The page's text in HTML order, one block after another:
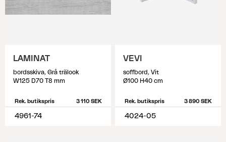
LAMINAT
bordsskiva, Grå trälook
W125 D70 T8 mm
Rek. butikspris 3 110 SEK
4961-74
VEVI
soffbord, Vit
Ø100 H40 cm
Rek. butikspris 3 890 SEK
4024-05